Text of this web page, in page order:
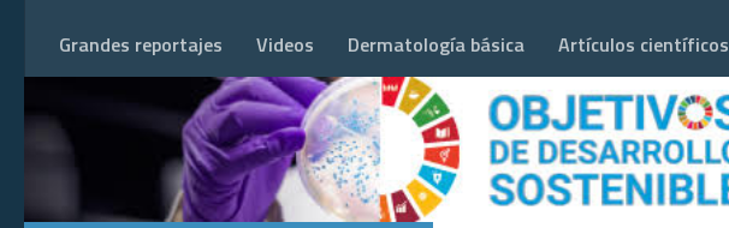
Grandes reportajes Videos Dermatología básica Artículos científicos